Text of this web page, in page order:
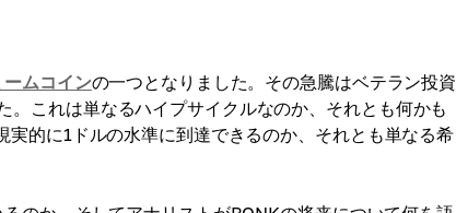
ームコインの一つとなりました。その急騰はベテラン投資
これは単なるハイプサイクルなのか、それとも何かも
的に1ドルの水準に到達できるのか、それとも単なる希